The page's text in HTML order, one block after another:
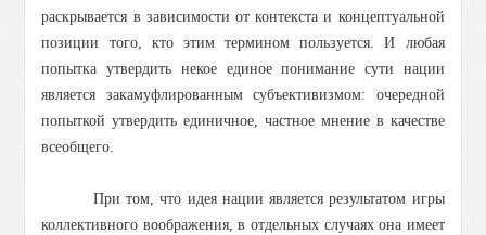
раскрывается в зависимости от контекста и концептуальной
позиции того, кто этим термином пользуется. И любая
попытка утвердить некое единое понимание сути нации
является закамуфлированным субъективизмом: очередной
попыткой утвердить единичное, частное мнение в качестве
всеобщего.
При том, что идея нации является результатом игры
коллективного воображения, в отдельных случаях она имеет